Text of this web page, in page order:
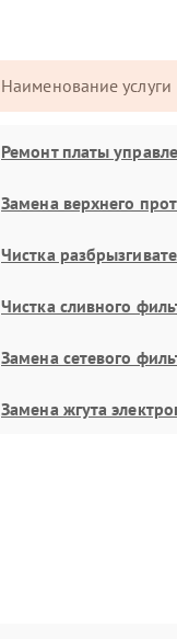
Наименование услуги
Ремонт платы
Замена верхнего
Чистка
Чистка сливного
Замена сетевого
Замена жгута